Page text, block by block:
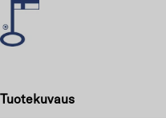
Tuotekuvaus